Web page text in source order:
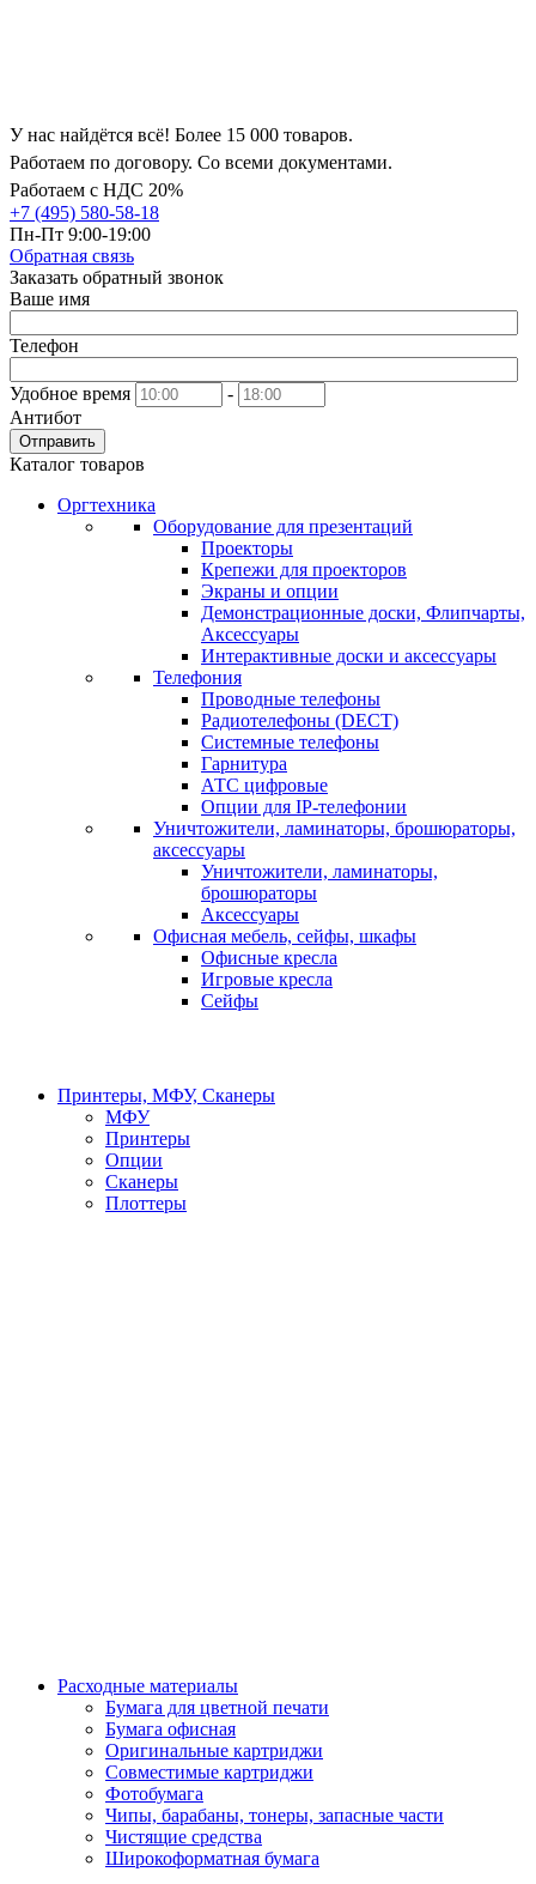
У нас найдётся всё! Более 15 000 товаров.
Работаем по договору. Со всеми документами.
Работаем с НДС 20%
+7 (495) 580-58-18
Пн-Пт 9:00-19:00
Обратная связь
Заказать обратный звонок
Ваше имя
Телефон
Удобное время
-
Антибот
Отправить
Каталог товаров
Оргтехника
Оборудование для презентаций
Проекторы
Крепежи для проекторов
Экраны и опции
Демонстрационные доски, Флипчарты,
Аксессуары
Интерактивные доски и аксессуары
Телефония
Проводные телефоны
Радиотелефоны (DECT)
Системные телефоны
Гарнитура
АТС цифровые
Опции для IP-телефонии
Уничтожители, ламинаторы, брошюраторы,
аксессуары
Уничтожители, ламинаторы,
брошюраторы
Аксессуары
Офисная мебель, сейфы, шкафы
Офисные кресла
Игровые кресла
Сейфы
Принтеры, МФУ, Сканеры
МФУ
Принтеры
Опции
Сканеры
Плоттеры
Расходные материалы
Бумага для цветной печати
Бумага офисная
Оригинальные картриджи
Совместимые картриджи
Фотобумага
Чипы, барабаны, тонеры, запасные части
Чистящие средства
Широкоформатная бумага